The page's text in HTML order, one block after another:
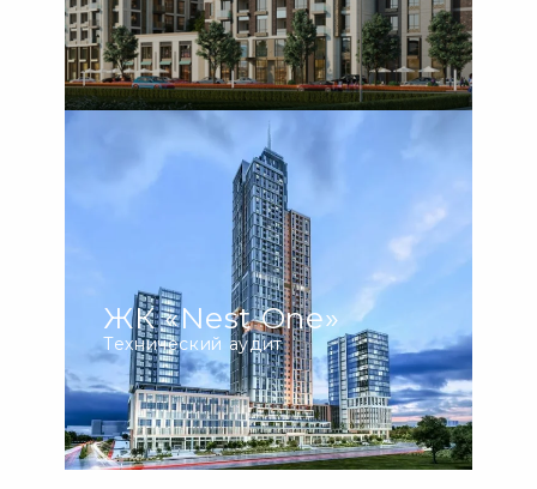
ЖК «Nest One»
Технический аудит